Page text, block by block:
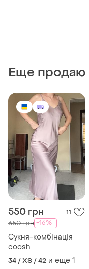
Еще продаю
550 грн 11
650 грн -16%
Сукня-комбінація
coosh
34 / XS / 42 и еще 1